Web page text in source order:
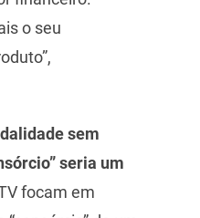
o seu
sem
seria um
focam em